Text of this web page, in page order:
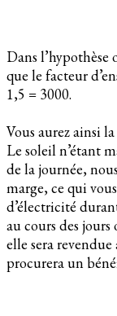
Dans
que le facteur
1,5 = 3000.
Vous aurez ainsi
Le soleil n’étant
de la journée,
marge, ce qui
d’électricité
au cours des
elle sera
procurera un